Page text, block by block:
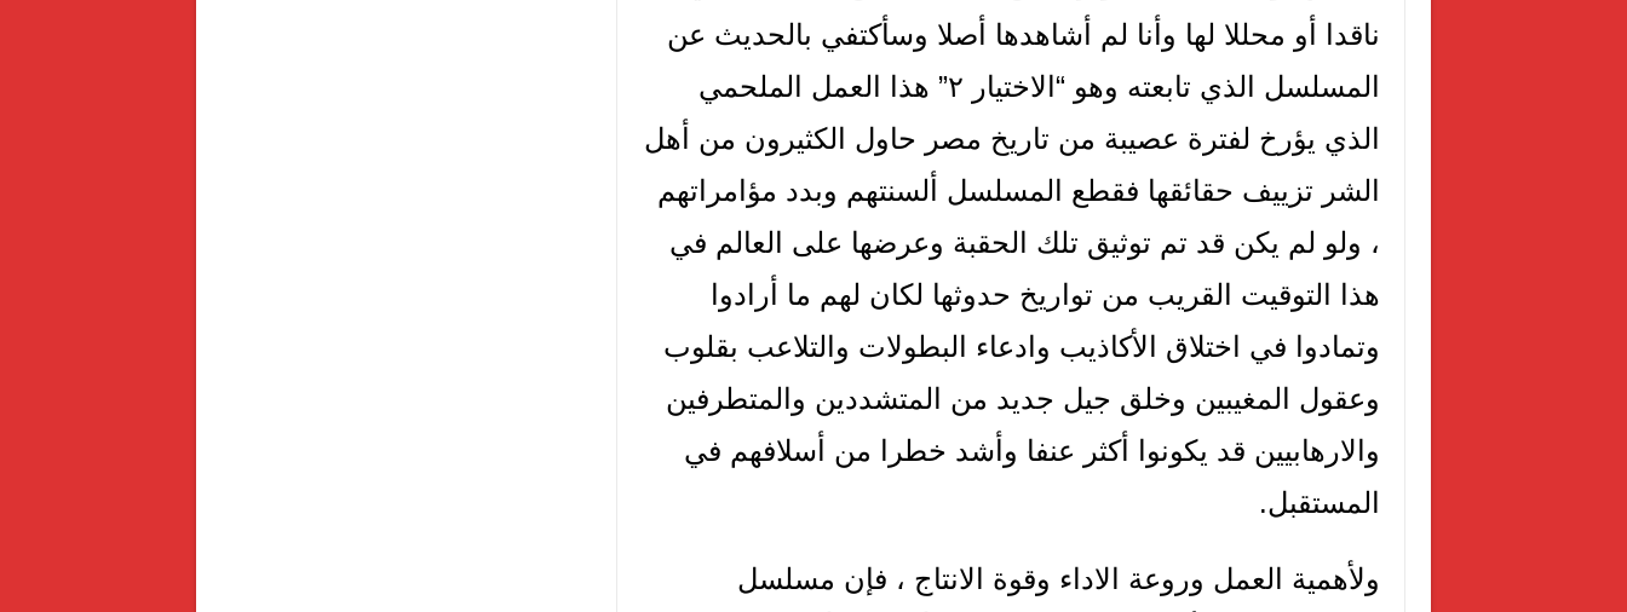
ناقدا أو محللا لها وأنا لم أشاهدها أصلا وسأكتفي بالحديث عن
المسلسل الذي تابعته وهو “الاختيار ٢” هذا العمل الملحمي
الذي يؤرخ لفترة عصيبة من تاريخ مصر حاول الكثيرون من أهل
الشر تزييف حقائقها فقطع المسلسل ألسنتهم وبدد مؤامراتهم
، ولو لم يكن قد تم توثيق تلك الحقبة وعرضها على العالم في
هذا التوقيت القريب من تواريخ حدوثها لكان لهم ما أرادوا
وتمادوا في اختلاق الأكاذيب وادعاء البطولات والتلاعب بقلوب
وعقول المغيبين وخلق جيل جديد من المتشددين والمتطرفين
والارهابيين قد يكونوا أكثر عنفا وأشد خطرا من أسلافهم في
المستقبل.
ولأهمية العمل وروعة الاداء وقوة الانتاج ، فإن مسلسل